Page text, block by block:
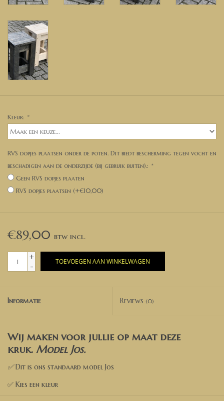
Kleur: *
RVS dopjes plaatsen onder de poten. Dit biedt bescherming tegen vocht en
beschadigen aan de onderzijde (bij gebruik buiten).: *
Geen RVS dopjes plaaten
RVS dopjes plaatsen (+€10,00)
€89,00
+
-
TOEVOEGEN AAN WINKELWAGEN
Informatie Reviews (0)
Wij maken voor jullie op maat deze
kruk. Model Jos.
✅Dit is ons standaard model Jos
✅ Kies een kleur